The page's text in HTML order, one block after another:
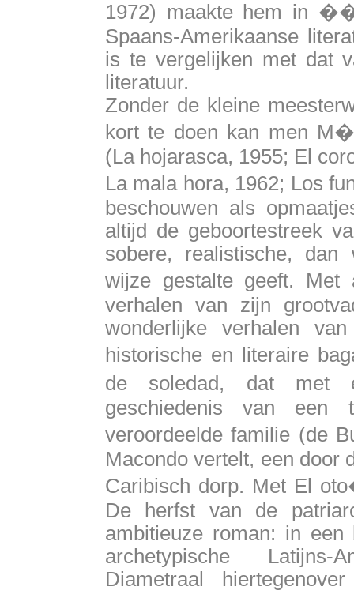
1972) maakte hem in
Spaans-Amerikaanse
is te vergelijken met dat
literatuur.
Zonder de kleine
kort te doen kan men
(La hojarasca, 1955; El
La mala hora, 1962; Los
beschouwen als
altijd de geboortestreek
sobere, realistische, dan
wijze gestalte geeft. Met
verhalen van zijn
wonderlijke verhalen
historische en literaire
de soledad, dat met
geschiedenis van een
veroordeelde familie (de
Macondo vertelt, een door
Caribisch dorp. Met El
De herfst van de
ambitieuze roman: in een
archetypische Latijns-
Diametraal